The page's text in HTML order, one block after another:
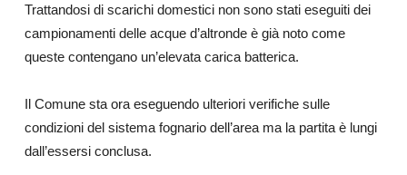
Trattandosi di scarichi domestici non sono stati eseguiti dei
campionamenti delle acque d’altronde è già noto come
queste contengano un’elevata carica batterica.
Il Comune sta ora eseguendo ulteriori verifiche sulle
condizioni del sistema fognario dell’area ma la partita è lungi
dall’essersi conclusa.